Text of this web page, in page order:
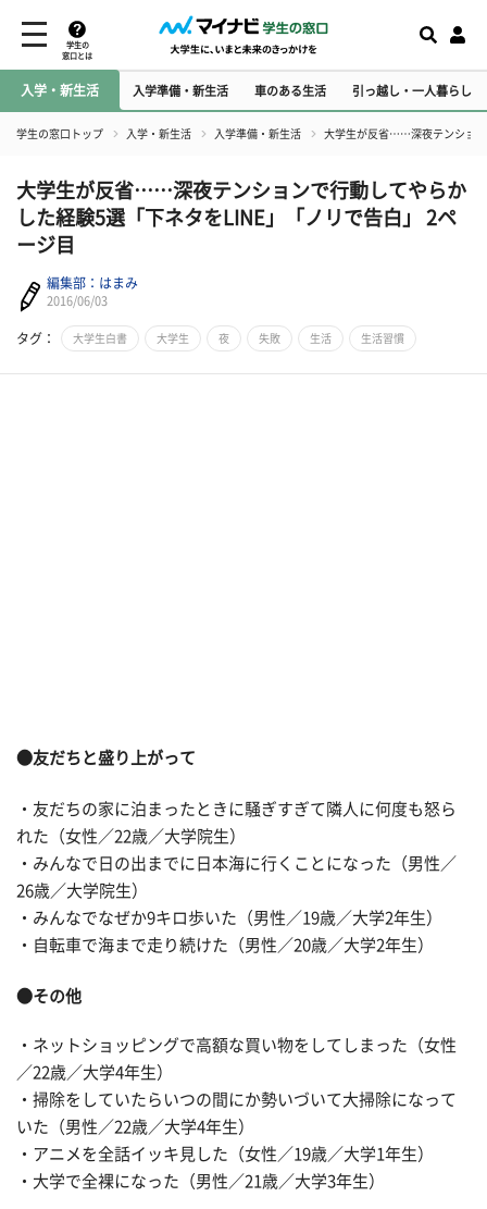
学生の
窓口とは
入学・新生活 入学準備・新生活 車のある生活 引っ越し・一人暮らし
学生の窓口トップ 入学・新生活 入学準備・新生活 大学生が反省……深夜テンション
大学生が反省……深夜テンションで行動してやらか
した経験5選「下ネタをLINE」「ノリで告白」 2ペ
ージ目
編集部：はまみ
2016/06/03
タグ： 大学生白書 大学生 夜 失敗 生活 生活習慣
●友だちと盛り上がって
・友だちの家に泊まったときに騒ぎすぎて隣人に何度も怒ら
れた（女性／22歳／大学院生）
・みんなで日の出までに日本海に行くことになった（男性／
26歳／大学院生）
・みんなでなぜか9キロ歩いた（男性／19歳／大学2年生）
・自転車で海まで走り続けた（男性／20歳／大学2年生）
●その他
・ネットショッピングで高額な買い物をしてしまった（女性
／22歳／大学4年生）
・掃除をしていたらいつの間にか勢いづいて大掃除になって
いた（男性／22歳／大学4年生）
・アニメを全話イッキ見した（女性／19歳／大学1年生）
・大学で全裸になった（男性／21歳／大学3年生）